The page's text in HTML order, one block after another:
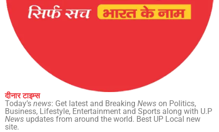
दीनार टाइम्स
Today’s news: Get latest and Breaking News on Politics,
Business, Lifestyle, Entertainment and Sports along with U.P
News updates from around the world. Best UP Local new
site.